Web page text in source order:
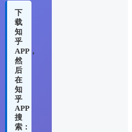
下
载
知
乎
APP，
然
后
在
知
乎
APP
搜
索：